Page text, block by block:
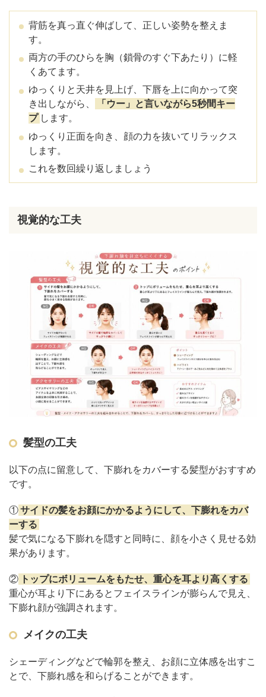
背筋を真っ直ぐ伸ばして、正しい姿勢を整えま
す。
両方の手のひらを胸（鎖骨のすぐ下あたり）に軽
くあてます。
ゆっくりと天井を見上げ、下唇を上に向かって突
き出しながら、
「ウー」と言いながら5秒間キー
プ します。
ゆっくり正面を向き、顔の力を抜いてリラックス
します。
これを数回繰り返しましょう
視覚的な工夫
髪型の工夫
以下の点に留意して、下膨れをカバーする髪型がおすすめ
です。
①サイドの髪をお顔にかかるようにして、下膨れをカバ
ーする
髪で気になる下膨れを隠すと同時に、顔を小さく見せる効
果があります。
② トップにボリュームをもたせ、重心を耳より高くする
重心が耳より下にあるとフェイスラインが膨らんで見え、
下膨れ顔が強調されます。
メイクの工夫
シェーディングなどで輪郭を整え、お顔に立体感を出すこ
とで、下膨れ感を和らげることができます。